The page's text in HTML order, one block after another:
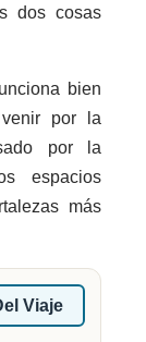
dos cosas
bien
por la
por la
espacios
más
Viaje